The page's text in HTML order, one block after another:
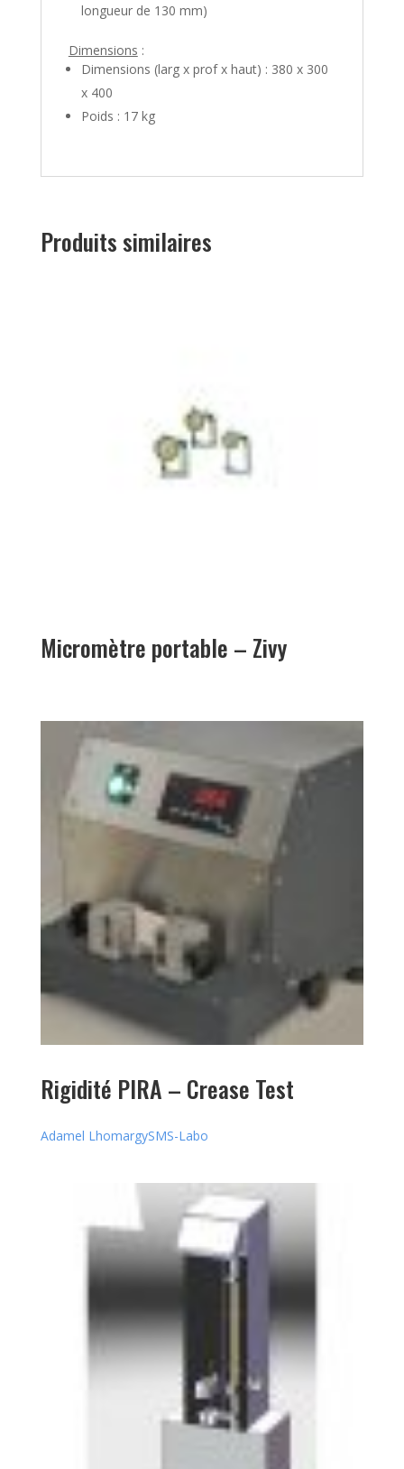
longueur de 130 mm)
Dimensions :
Dimensions (larg x prof x haut) : 380 x 300
x 400
Poids : 17 kg
Produits similaires
Micromètre portable – Zivy
Rigidité PIRA – Crease Test
Adamel LhomargySMS-Labo